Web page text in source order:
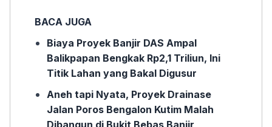
BACA JUGA
Biaya Proyek Banjir DAS Ampal
Balikpapan Bengkak Rp2,1 Triliun, Ini
Titik Lahan yang Bakal Digusur
Aneh tapi Nyata, Proyek Drainase
Jalan Poros Bengalon Kutim Malah
Dibangun di Bukit Bebas Banjir